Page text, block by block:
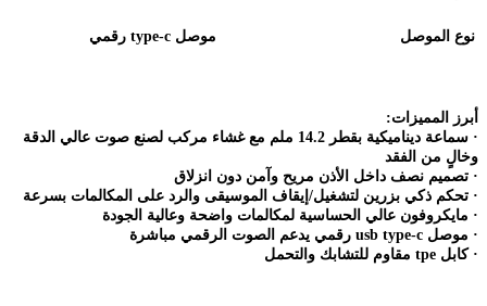
نوع الموصل موصل رقمي
أبرز المميزات:
·
سماعة ديناميكية بقطر 14.2 ملم مع غشاء مركب لصنع صوت عالي الدقة
وخالٍ من الفقد
· تصميم نصف داخل الأذن مريح وآمن دون انزلاق
· تحكم ذكي بزرين لتشغيل/إيقاف الموسيقى والرد على المكالمات بسرعة
· مايكروفون عالي الحساسية لمكالمات واضحة وعالية الجودة
· موصل
رقمي يدعم الصوت الرقمي مباشرة
·كابل مقاوم للتشابك والتحمل